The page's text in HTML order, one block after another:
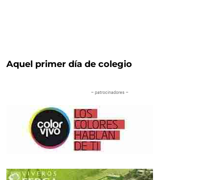
Aquel primer día de colegio
– patrocinadores –